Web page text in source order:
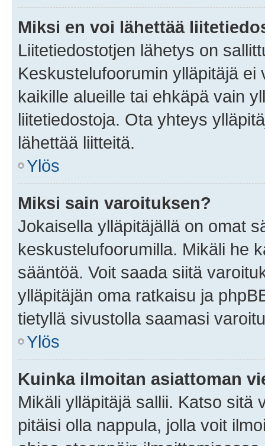
Miksi en voi lähettää
Liitetiedostotjen lähetys on
Keskustelufoorumin ylläpitäjä
kaikille alueille tai ehkäpä vain
liitetiedostoja. Ota yhteys
lähettää liitteitä.
Ylös
Miksi sain varoituksen?
Jokaisella ylläpitäjällä on omat
keskustelufoorumilla. Mikäli he
sääntöä. Voit saada siitä
ylläpitäjän oma ratkaisu ja
tietyllä sivustolla saamasi
Ylös
Kuinka ilmoitan asiattoman
Mikäli ylläpitäjä sallii. Katso sitä
pitäisi olla nappula, jolla voit